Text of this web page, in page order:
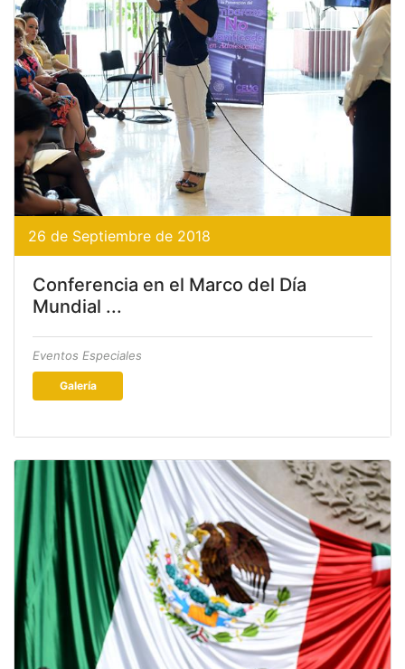
26 de Septiembre de 2018
Conferencia en el Marco del Día
Mundial ...
Eventos Especiales
Galería